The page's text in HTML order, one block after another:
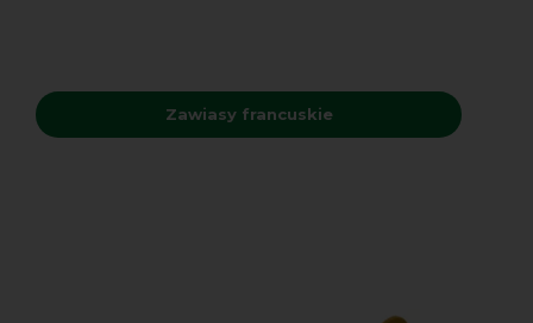
Zawiasy francuskie